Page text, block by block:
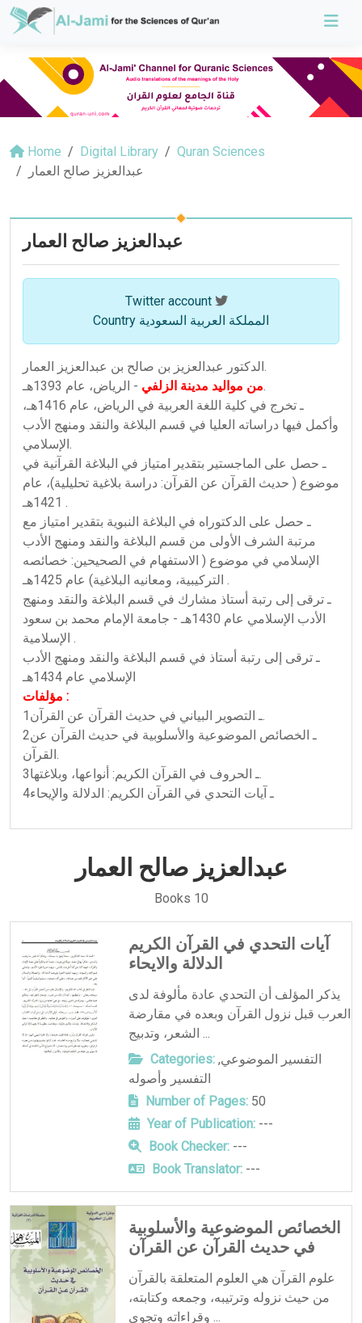
Home Digital Library
Quran Sciences
عبدالعزيز صالح العمار
عبدالعزيز صالح العمار
Twitter account
Country المملكة العربية السعودية
الدكتور عبدالعزيز بن صالح بن عبدالعزيز العمار.
من مواليد مدينة الزلفي- الرياض، عام 1393هـ.
ـ تخرج في كلية اللغة العربية في الرياض، عام 1416هـ،
وأكمل فيها دراساته العليا في قسم البلاغة والنقد ومنهج الأدب
الإسلامي.
ـ حصل على الماجستير بتقدير امتياز في البلاغة القرآنية في
موضوع ( حديث القرآن عن القرآن: دراسة بلاغية تحليلية)، عام
1421هـ .
ـ حصل على الدكتوراه في البلاغة النبوية بتقدير امتياز مع
مرتبة الشرف الأولى من قسم البلاغة والنقد ومنهج الأدب
الإسلامي في موضوع ( الاستفهام في الصحيحين: خصائصه
التركيبية، ومعانيه البلاغية) عام 1425هـ .
ـ ترقى إلى رتبة أستاذ مشارك في قسم البلاغة والنقد ومنهج
الأدب الإسلامي عام 1430هـ - جامعة الإمام محمد بن سعود
الإسلامية .
ـ ترقى إلى رتبة أستاذ في قسم البلاغة والنقد ومنهج الأدب
الإسلامي عام 1434هـ
مؤلفات :
1ـ التصوير البياني في حديث القرآن عن القرآن.
2ـ الخصائص الموضوعية والأسلوبية في حديث القرآن عن
القرآن.
3ـ الحروف في القرآن الكريم: أنواعها، وبلاغتها.
4ـ آيات التحدي في القرآن الكريم: الدلالة والإيحاء
عبدالعزيز صالح العمار
Books 10
آيات التحدي في القرآن الكريم
الدلالة والايحاء
يذكر المؤلف أن التحدي عادة مألوفة لدى
العرب قبل نزول القرآن وبعده في مقارضة
الشعر، وتدبيج ...
Categories: التفسير الموضوعي,
التفسير وأصوله
Number of Pages:50
Year of Publication:---
Book Checker:---
Book Translator:---
الخصائص الموضوعية والأسلوبية
في حديث القرآن عن القرآن
علوم القرآن هي العلوم المتعلقة بالقرآن
من حيث نزوله وترتيبه، وجمعه وكتابته،
وقراءاته وتجوي ...